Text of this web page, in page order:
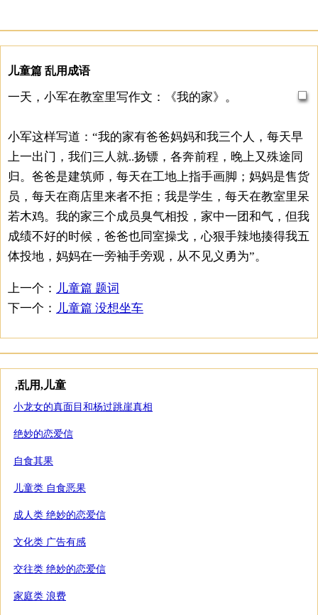
儿童篇 乱用成语
一天，小军在教室里写作文：《我的家》。
小军这样写道：“我的家有爸爸妈妈和我三个人，每天早
上一出门，我们三人就..扬镖，各奔前程，晚上又殊途同
归。爸爸是建筑师，每天在工地上指手画脚；妈妈是售货
员，每天在商店里来者不拒；我是学生，每天在教室里呆
若木鸡。我的家三个成员臭气相投，家中一团和气，但我
成绩不好的时候，爸爸也同室操戈，心狠手辣地揍得我五
体投地，妈妈在一旁袖手旁观，从不见义勇为”。
上一个： 儿童篇 题词
下一个： 儿童篇 没想坐车
,乱用,儿童
小龙女的真面目和杨过跳崖真相
绝妙的恋爱信
自食其果
儿童类 自食恶果
成人类 绝妙的恋爱信
文化类 广告有感
交往类 绝妙的恋爱信
家庭类 浪费